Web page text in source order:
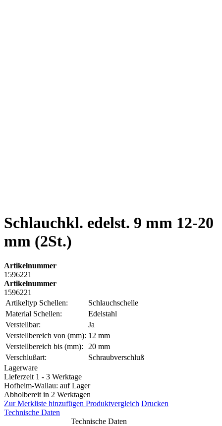
Schlauchkl. edelst. 9 mm 12-20
mm (2St.)
Artikelnummer
1596221
Artikelnummer
1596221
Artikeltyp Schellen:
Schlauchschelle
Material Schellen:
Edelstahl
Verstellbar:
Ja
Verstellbereich von (mm): 12 mm
Verstellbereich bis (mm):
20 mm
Verschlußart:
Schraubverschluß
Lagerware
Lieferzeit 1 - 3 Werktage
Hofheim-Wallau: auf Lager
Abholbereit in 2 Werktagen
Zur Merkliste hinzufügen Produktvergleich Drucken
Technische Daten
Technische Daten